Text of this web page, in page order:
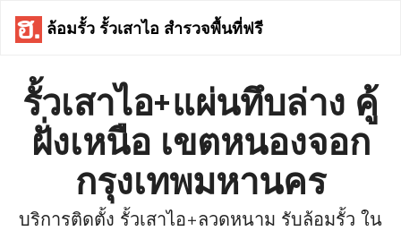
ล้อมรั้ว รั้วเสาไอ สำรวจพื้นที่ฟรี
รั้วเสาไอ+แผ่นทึบล่าง คู้
ฝั่งเหนือ เขตหนองจอก
กรุงเทพมหานคร
บริการติดตั้ง รั้วเสาไอ+ลวดหนาม รับล้อมรั้ว ใน